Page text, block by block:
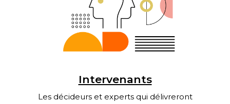
Intervenants
Les décideurs et experts qui délivreront